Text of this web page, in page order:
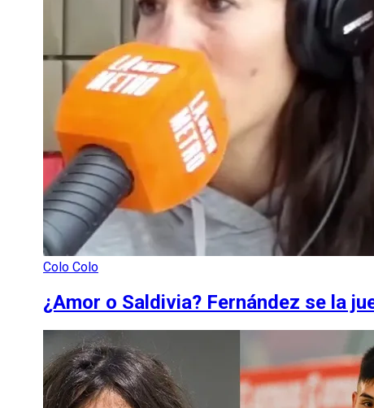
Colo Colo
¿Amor o Saldivia? Fernández se la